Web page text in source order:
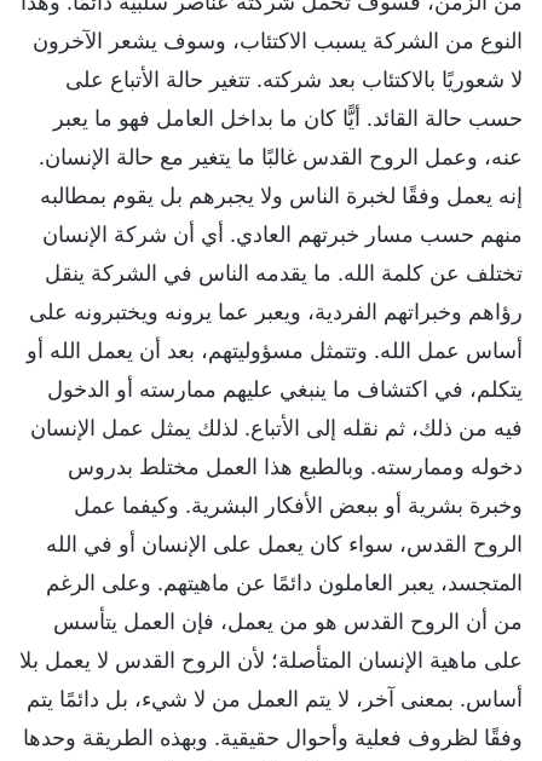
النوع من الشركة يسبب الاكتئاب، وسوف يشعر الآخرون
لا شعوريًا بالاكتئاب بعد شركته. تتغير حالة الأتباع على
حسب حالة القائد. أيًّا كان ما بداخل العامل فهو ما يعبر
عنه، وعمل الروح القدس غالبًا ما يتغير مع حالة الإنسان.
إنه يعمل وفقًا لخبرة الناس ولا يجبرهم بل يقوم بمطالبه
منهم حسب مسار خبرتهم العادي. أي أن شركة الإنسان
تختلف عن كلمة الله. ما يقدمه الناس في الشركة ينقل
رؤاهم وخبراتهم الفردية، ويعبر عما يرونه ويختبرونه على
أساس عمل الله. وتتمثل مسؤوليتهم، بعد أن يعمل الله أو
يتكلم، في اكتشاف ما ينبغي عليهم ممارسته أو الدخول
فيه من ذلك، ثم نقله إلى الأتباع. لذلك يمثل عمل الإنسان
دخوله وممارسته. وبالطبع هذا العمل مختلط بدروس
وخبرة بشرية أو ببعض الأفكار البشرية. وكيفما عمل
الروح القدس، سواء كان يعمل على الإنسان أو في الله
المتجسد، يعبر العاملون دائمًا عن ماهيتهم. وعلى الرغم
من أن الروح القدس هو من يعمل، فإن العمل يتأسس
على ماهية الإنسان المتأصلة؛ لأن الروح القدس لا يعمل بلا
أساس. بمعنى آخر، لا يتم العمل من لا شيء، بل دائمًا يتم
وفقًا لظروف فعلية وأحوال حقيقية. وبهذه الطريقة وحدها